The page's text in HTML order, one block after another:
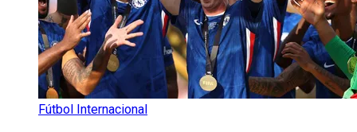
Fútbol Internacional